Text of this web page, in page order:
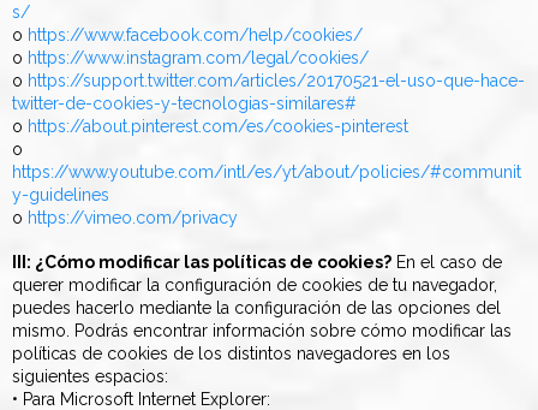
s/
o https://www.facebook.com/help/cookies/
o https://www.instagram.com/legal/cookies/
o https://support.twitter.com/articles/20170521-el-uso-que-hace-
twitter-de-cookies-y-tecnologias-similares#
o https://about.pinterest.com/es/cookies-pinterest
o
https://www.youtube.com/intl/es/yt/about/policies/#communit
y-guidelines
o https://vimeo.com/privacy
III: ¿Cómo modificar las políticas de cookies? En el caso de
querer modificar la configuración de cookies de tu navegador,
puedes hacerlo mediante la configuración de las opciones del
mismo. Podrás encontrar información sobre cómo modificar las
políticas de cookies de los distintos navegadores en los
siguientes espacios:
• Para Microsoft Internet Explorer: